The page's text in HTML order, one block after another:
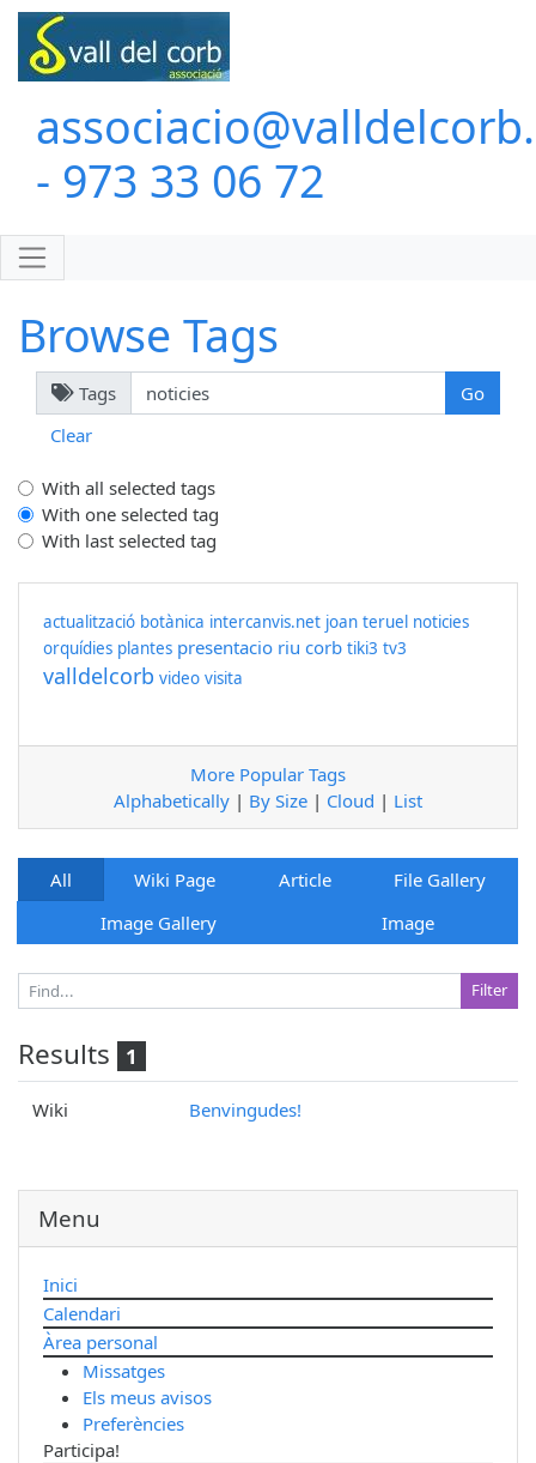
- 973 33 06 72
Browse Tags
Tags
Clear
With all selected tags
With one selected tag
With last selected tag
actualització botànica intercanvis.net joan teruel noticies
orquídies plantes presentacio riu corb tiki3 tv3
valldelcorb video visita
More Popular Tags
Alphabetically | By Size | Cloud | List
All Wiki Page Article
File Gallery
Image Gallery
Image
Results 1
Wiki Benvingudes!
Menu
Inici
Calendari
Àrea personal
Missatges
Els meus avisos
Preferències
Participa!